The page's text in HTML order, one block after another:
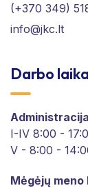
(+370 349)
info@jkc.lt
Darbo
Administracija
I-IV 8:00 -
V - 8:00 -
Mėgėjų